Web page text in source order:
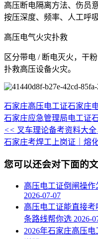
高压断电隔离方法、伤员
按压深度、频率、人工呼
高压电气火灾扑救
区分带电 / 断电灭火，干
扑救高压设备火灾。
石家庄高压电工证石家庄
石家庄应急管理局电工证
<< 叉车理论备考资料大
石家庄考焊工上岗证｜熔
您可以还会对下面的文
高压电工证倒闸操
2026-07-07
高压电工证能直接
条路线帮你选 2026-
2026年石家庄高压